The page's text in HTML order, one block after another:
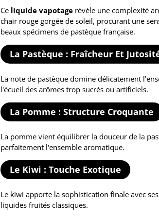
Ce liquide vapotage révèle une complexité
chair rouge gorgée de soleil, procurant une
beaux spécimens de pastèque française.
La Pastèque : Fraîcheur Et
La note de pastèque domine délicatement
l'écueil des arômes trop sucrés ou artificiels.
La Pomme : Structure Croquante
La pomme vient équilibrer la douceur de la
parfaitement l'ensemble aromatique.
Le Kiwi : Touche Exotique
Le kiwi apporte la sophistication finale avec
liquides fruités classiques.